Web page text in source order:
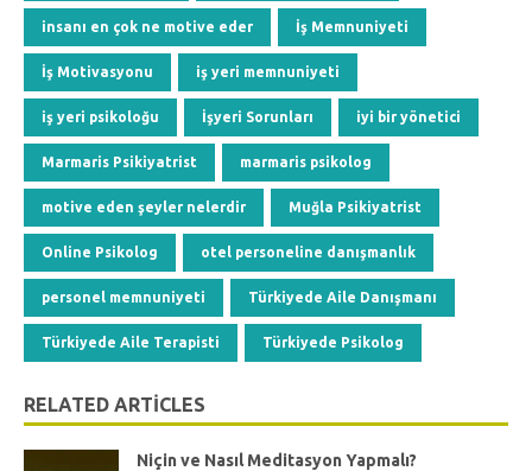
insanı en çok ne motive eder İş Memnuniyeti
İş Motivasyonu iş yeri memnuniyeti
iş yeri psikoloğu İşyeri Sorunları iyi bir yönetici
Marmaris Psikiyatrist marmaris psikolog
motive eden şeyler nelerdir Muğla Psikiyatrist
Online Psikolog otel personeline danışmanlık
personel memnuniyeti Türkiyede Aile Danışmanı
Türkiyede Aile Terapisti Türkiyede Psikolog
RELATED ARTICLES
Niçin ve Nasıl Meditasyon Yapmalı?